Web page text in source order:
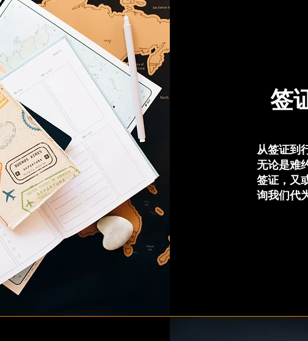
签
从签证到
无论是难
签证，又
询我们代